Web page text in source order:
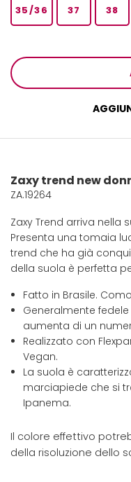
35/36 37 38
Zaxy trend new
ZA.19264
Zaxy Trend arriva nella
Presenta una tomaia
trend che ha già
della suola è perfetta
Fatto in Brasile.
Generalmente
aumenta di un
Realizzato con
Vegan.
La suola è
marciapiede che si
Ipanema.
Il colore effettivo
della risoluzione dello